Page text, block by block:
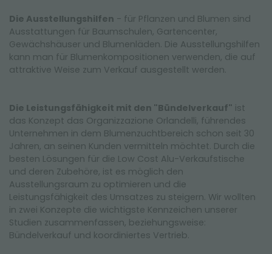
Die Ausstellungshilfen - für Pflanzen und Blumen sind
Ausstattungen für Baumschulen, Gartencenter,
Gewächshäuser und Blumenläden. Die Ausstellungshilfen
kann man für Blumenkompositionen verwenden, die auf
attraktive Weise zum Verkauf ausgestellt werden.
Die Leistungsfähigkeit mit den "Bündelverkauf" ist
das Konzept das Organizzazione Orlandelli, führendes
Unternehmen in dem Blumenzuchtbereich schon seit 30
Jahren, an seinen Kunden vermitteln möchtet. Durch die
besten Lösungen für die Low Cost Alu-Verkaufstische
und deren Zubehöre, ist es möglich den
Ausstellungsraum zu optimieren und die
Leistungsfähigkeit des Umsatzes zu steigern. Wir wollten
in zwei Konzepte die wichtigste Kennzeichen unserer
Studien zusammenfassen, beziehungsweise:
Bündelverkauf und koordiniertes Vertrieb.